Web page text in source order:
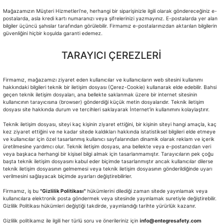
Mağazamızın Müşteri Hizmetleri’ne, herhangi bir siparişinizle ilgili olarak göndereceğiniz e-
postalarda, asla kredi kartı numaranızı veya şifrelerinizi yazmayınız. E-postalarda yer alan
bilgiler üçüncü şahıslar tarafından görülebilir. Firmamız e-postalarınızdan aktarılan bilgilerin
güvenliğini hiçbir koşulda garanti edemez.
TARAYICI ÇEREZLERİ
Firmamız, mağazamızı ziyaret eden kullanıcılar ve kullanıcıların web sitesini kullanımı
hakkındaki bilgileri teknik bir iletişim dosyası (Çerez-Cookie) kullanarak elde edebilir. Bahsi
geçen teknik iletişim dosyaları, ana bellekte saklanmak üzere bir internet sitesinin
kullanıcının tarayıcısına (browser) gönderdiği küçük metin dosyalarıdır. Teknik iletişim
dosyası site hakkında durum ve tercihleri saklayarak İnternet'in kullanımını kolaylaştırır.
Teknik iletişim dosyası, siteyi kaç kişinin ziyaret ettiğini, bir kişinin siteyi hangi amaçla, kaç
kez ziyaret ettiğini ve ne kadar sitede kaldıkları hakkında istatistiksel bilgileri elde etmeye
ve kullanıcılar için özel tasarlanmış kullanıcı sayfalarından dinamik olarak reklam ve içerik
üretilmesine yardımcı olur. Teknik iletişim dosyası, ana bellekte veya e-postanızdan veri
veya başkaca herhangi bir kişisel bilgi almak için tasarlanmamıştır. Tarayıcıların pek çoğu
başta teknik iletişim dosyasını kabul eder biçimde tasarlanmıştır ancak kullanıcılar dilerse
teknik iletişim dosyasının gelmemesi veya teknik iletişim dosyasının gönderildiğinde uyarı
verilmesini sağlayacak biçimde ayarları değiştirebilirler.
Firmamız, iş bu "Gizlilik Politikası" hükümlerini dilediği zaman sitede yayınlamak veya
kullanıcılara elektronik posta göndermek veya sitesinde yayınlamak suretiyle değiştirebilir.
Gizlilik Politikası hükümleri değiştiği takdirde, yayınlandığı tarihte yürürlük kazanır.
Gizlilik politikamız ile ilgili her türlü soru ve önerileriniz için info@entegresafety.com